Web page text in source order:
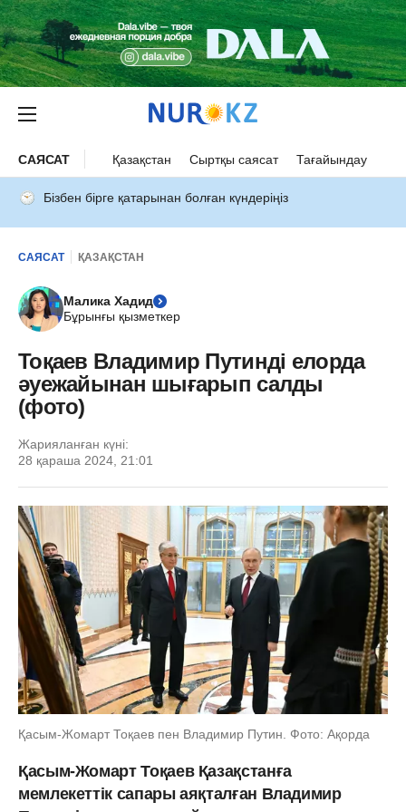
САЯСАТ Қазақстан Сыртқы саясат Тағайындау
Бізбен бірге қатарынан болған күндеріңіз
САЯСАТ ҚАЗАҚСТАН
Малика Хадид
Бұрынғы қызметкер
Тоқаев Владимир Путинді елорда
әуежайынан шығарып салды
(фото)
Жарияланған күні:
28 қараша 2024, 21:01
Қасым-Жомарт Тоқаев пен Владимир Путин. Фото: Ақорда
Қасым-Жомарт Тоқаев Қазақстанға
мемлекеттік сапары аяқталған Владимир